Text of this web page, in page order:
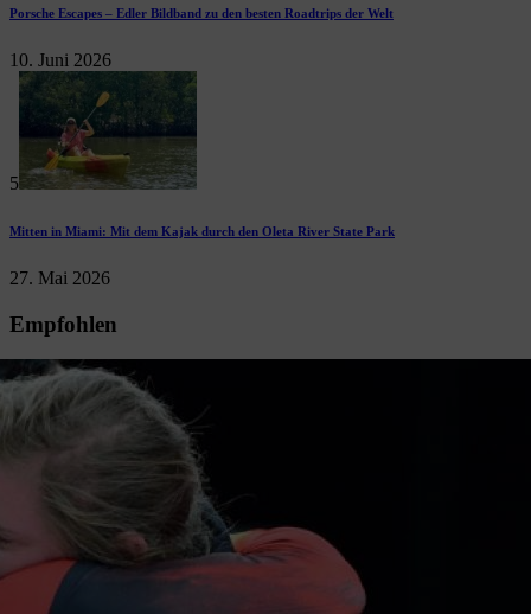
Porsche Escapes – Edler Bildband zu den besten Roadtrips der Welt
10. Juni 2026
5
Mitten in Miami: Mit dem Kajak durch den Oleta River State Park
27. Mai 2026
Empfohlen